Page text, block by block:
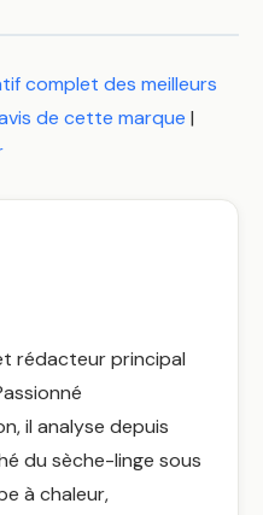
complet des meilleurs
de cette marque |
rédacteur principal
il analyse depuis
du sèche-linge sous
à chaleur,